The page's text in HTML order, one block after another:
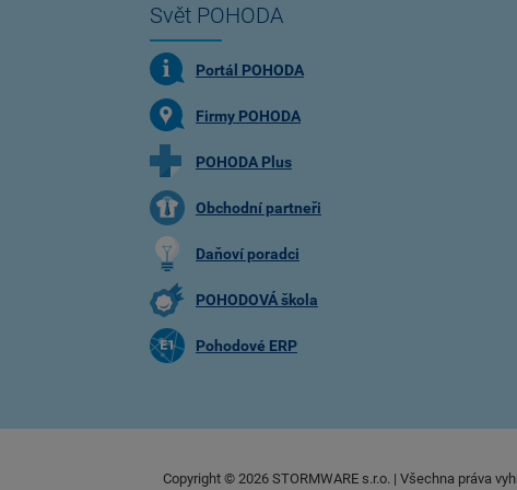
Svět POHODA
Portál POHODA
Firmy POHODA
POHODA Plus
Obchodní partneři
Daňoví poradci
POHODOVÁ škola
Pohodové ERP
Copyright © 2026 STORMWARE s.r.o. | Všechna práva